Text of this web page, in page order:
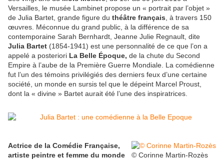
Versailles, le musée Lambinet propose un « portrait par l’objet »
de Julia Bartet, grande figure du théâtre français , à travers 150
œuvres. Méconnue du grand public, à la différence de sa
contemporaine Sarah Bernhardt, Jeanne Julie Regnault, dite
Julia Bartet (1854-1941) est une personnalité de ce que l’on a
appelé a posteriori La Belle Époque, de la chute du Second
Empire à l’aube de la Première Guerre Mondiale. La comédienne
fut l’un des témoins privilégiés des derniers feux d’une certaine
société, un monde en sursis tel que le dépeint Marcel Proust,
dont la « divine » Bartet aurait été l’une des inspiratrices.
© Corinne Martin-Rozès
Actrice de la Comédie Française,
artiste peintre et femme du monde